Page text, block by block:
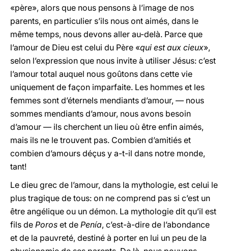
«père», alors que nous pensons à l’image de nos
parents, en particulier s’ils nous ont aimés, dans le
même temps, nous devons aller au-delà. Parce que
l’amour de Dieu est celui du Père «qui est aux cieux»,
selon l’expression que nous invite à utiliser Jésus: c’est
l’amour total auquel nous goûtons dans cette vie
uniquement de façon imparfaite. Les hommes et les
femmes sont d’éternels mendiants d’amour, — nous
sommes mendiants d’amour, nous avons besoin
d’amour — ils cherchent un lieu où être enfin aimés,
mais ils ne le trouvent pas. Combien d’amitiés et
combien d’amours déçus y a-t-il dans notre monde,
tant!
Le dieu grec de l’amour, dans la mythologie, est celui le
plus tragique de tous: on ne comprend pas si c’est un
être angélique ou un démon. La mythologie dit qu’il est
fils de Poros et de Penía, c’est-à-dire de l’abondance
et de la pauvreté, destiné à porter en lui un peu de la